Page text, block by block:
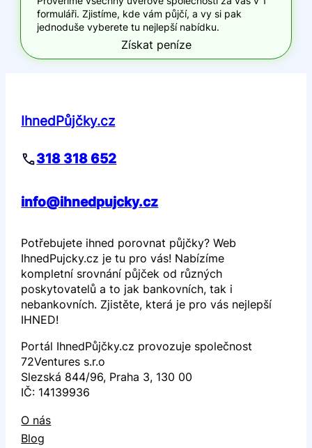
formuláři. Zjistíme, kde vám půjčí, a vy si pak
jednoduše vyberete tu nejlepší nabídku.
Získat peníze
IhnedPůjčky.cz
318 318 652
info@ihnedpujcky.cz
Potřebujete ihned porovnat půjčky? Web
IhnedPujcky.cz je tu pro vás! Nabízíme
kompletní srovnání půjček od různých
poskytovatelů a to jak bankovních, tak i
nebankovních. Zjistěte, která je pro vás nejlepší
IHNED!
Portál IhnedPůjčky.cz provozuje společnost
72Ventures s.r.o
Slezská 844/96, Praha 3, 130 00
IČ: 14139936
O nás
Blog